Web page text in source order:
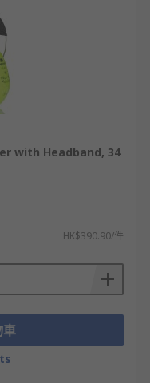
with Headband, 34
HK$390.90/件
車